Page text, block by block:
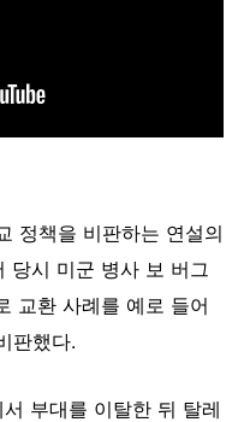
정책을 비판하는 연설의
당시 미군 병사 보 버그
교환 사례를 예로 들어
판했다.
부대를 이탈한 뒤 탈레